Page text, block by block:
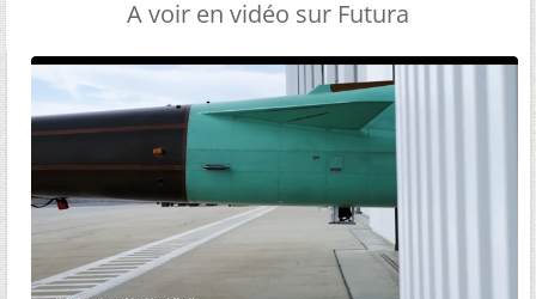
A voir en vidéo sur Futura